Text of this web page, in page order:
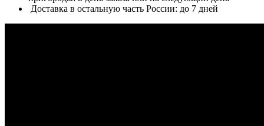
Доставка в остальную часть России: до 7 дней